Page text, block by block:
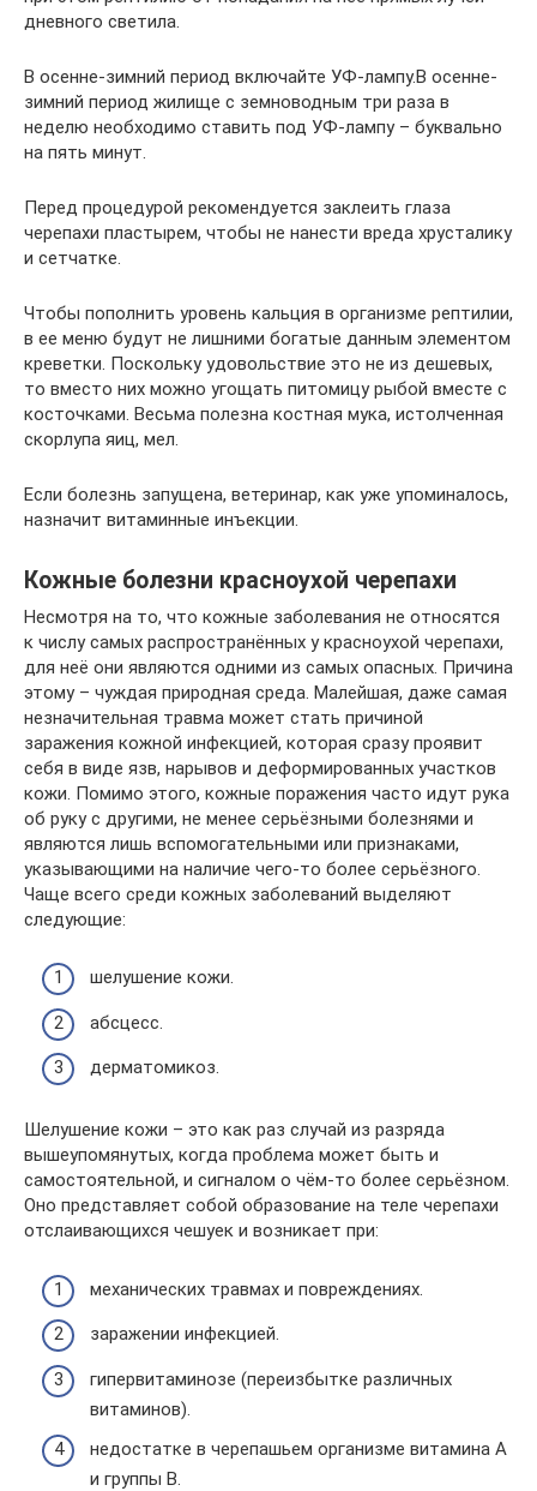
дневного светила.
В осенне-зимний период включайте УФ-лампу.В осенне-
зимний период жилище с земноводным три раза в
неделю необходимо ставить под УФ-лампу – буквально
на пять минут.
Перед процедурой рекомендуется заклеить глаза
черепахи пластырем, чтобы не нанести вреда хрусталику
и сетчатке.
Чтобы пополнить уровень кальция в организме рептилии,
в ее меню будут не лишними богатые данным элементом
креветки. Поскольку удовольствие это не из дешевых,
то вместо них можно угощать питомицу рыбой вместе с
косточками. Весьма полезна костная мука, истолченная
скорлупа яиц, мел.
Если болезнь запущена, ветеринар, как уже упоминалось,
назначит витаминные инъекции.
Кожные болезни красноухой черепахи
Несмотря на то, что кожные заболевания не относятся
к числу самых распространённых у красноухой черепахи,
для неё они являются одними из самых опасных. Причина
этому – чуждая природная среда. Малейшая, даже самая
незначительная травма может стать причиной
заражения кожной инфекцией, которая сразу проявит
себя в виде язв, нарывов и деформированных участков
кожи. Помимо этого, кожные поражения часто идут рука
об руку с другими, не менее серьёзными болезнями и
являются лишь вспомогательными или признаками,
указывающими на наличие чего-то более серьёзного.
Чаще всего среди кожных заболеваний выделяют
следующие:
шелушение кожи.
абсцесс.
дерматомикоз.
Шелушение кожи – это как раз случай из разряда
вышеупомянутых, когда проблема может быть и
самостоятельной, и сигналом о чём-то более серьёзном.
Оно представляет собой образование на теле черепахи
отслаивающихся чешуек и возникает при:
механических травмах и повреждениях.
заражении инфекцией.
гипервитаминозе (переизбытке различных
витаминов).
недостатке в черепашьем организме витамина А
и группы В.